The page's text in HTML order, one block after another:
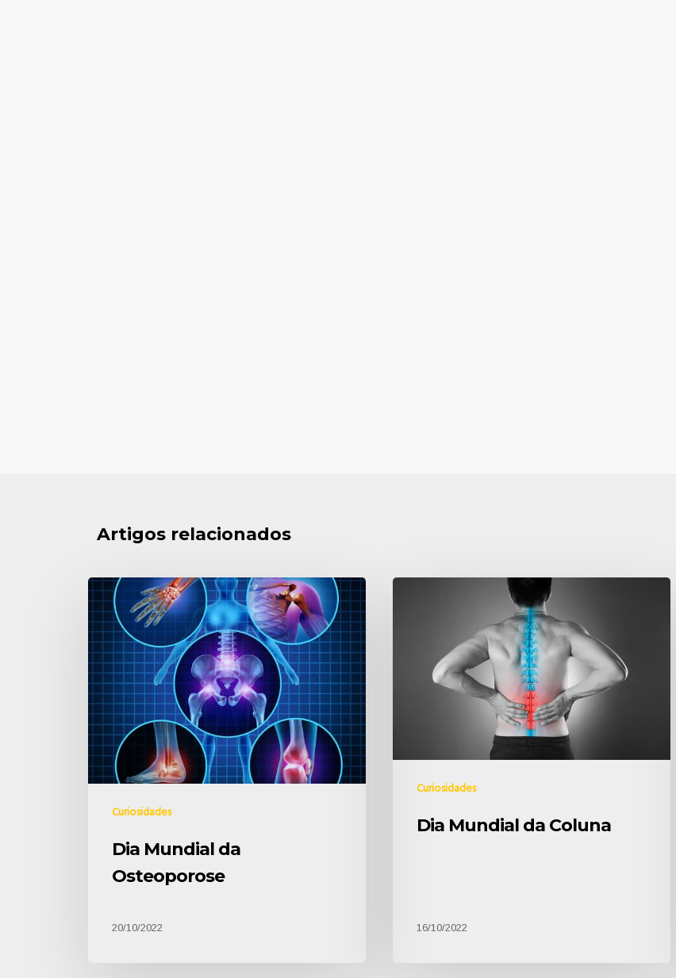
Artigos relacionados
Curiosidades
Dia Mundial da
Osteoporose
20/10/2022
Curiosidades
Dia Mundial da Coluna
16/10/2022